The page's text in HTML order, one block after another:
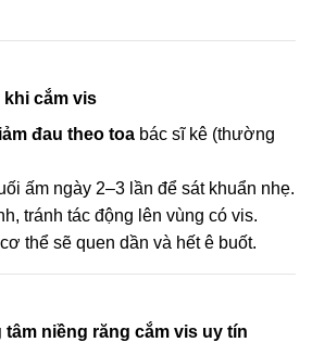
khi cắm vis
đau theo toa bác sĩ kê (thường
ấm ngày 2–3 lần để sát khuẩn nhẹ.
tránh tác động lên vùng có vis.
thể sẽ quen dần và hết ê buốt.
niềng răng cắm vis uy tín